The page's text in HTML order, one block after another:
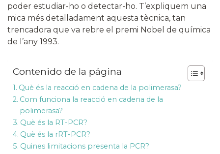
poder estudiar-ho o detectar-ho. T’expliquem una
mica més detalladament aquesta tècnica, tan
trencadora que va rebre el premi Nobel de química
de l’any 1993.
Contenido de la página
Què és la reacció en cadena de la polimerasa?
Com funciona la reacció en cadena de la
polimerasa?
Què és la RT-PCR?
Què és la rRT-PCR?
Quines limitacions presenta la PCR?